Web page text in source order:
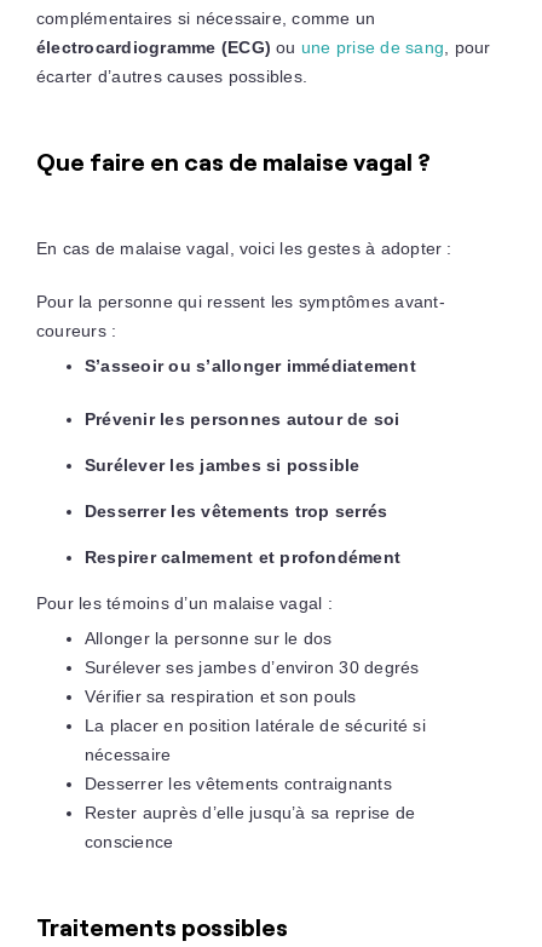
complémentaires si nécessaire, comme un
électrocardiogramme (ECG) ou une prise de sang , pour
écarter d’autres causes possibles.
Que faire en cas de malaise vagal ?
En cas de malaise vagal, voici les gestes à adopter :
Pour la personne qui ressent les symptômes avant-
coureurs :
S’asseoir ou s’allonger immédiatement
Prévenir les personnes autour de soi
Surélever les jambes si possible
Desserrer les vêtements trop serrés
Respirer calmement et profondément
Pour les témoins d’un malaise vagal :
Allonger la personne sur le dos
Surélever ses jambes d’environ 30 degrés
Vérifier sa respiration et son pouls
La placer en position latérale de sécurité si
nécessaire
Desserrer les vêtements contraignants
Rester auprès d’elle jusqu’à sa reprise de
conscience
Traitements possibles